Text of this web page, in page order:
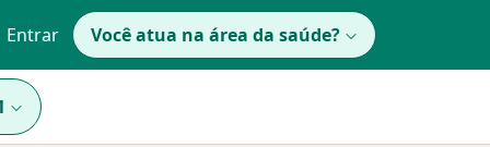
Entrar Você atua na área da saúde?